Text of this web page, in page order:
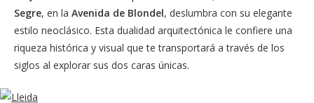
Segre, en la Avenida de Blondel, deslumbra con su elegante
estilo neoclásico. Esta dualidad arquitectónica le confiere una
riqueza histórica y visual que te transportará a través de los
siglos al explorar sus dos caras únicas.